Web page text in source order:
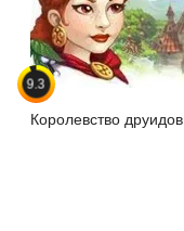
9.3
Королевство друидов